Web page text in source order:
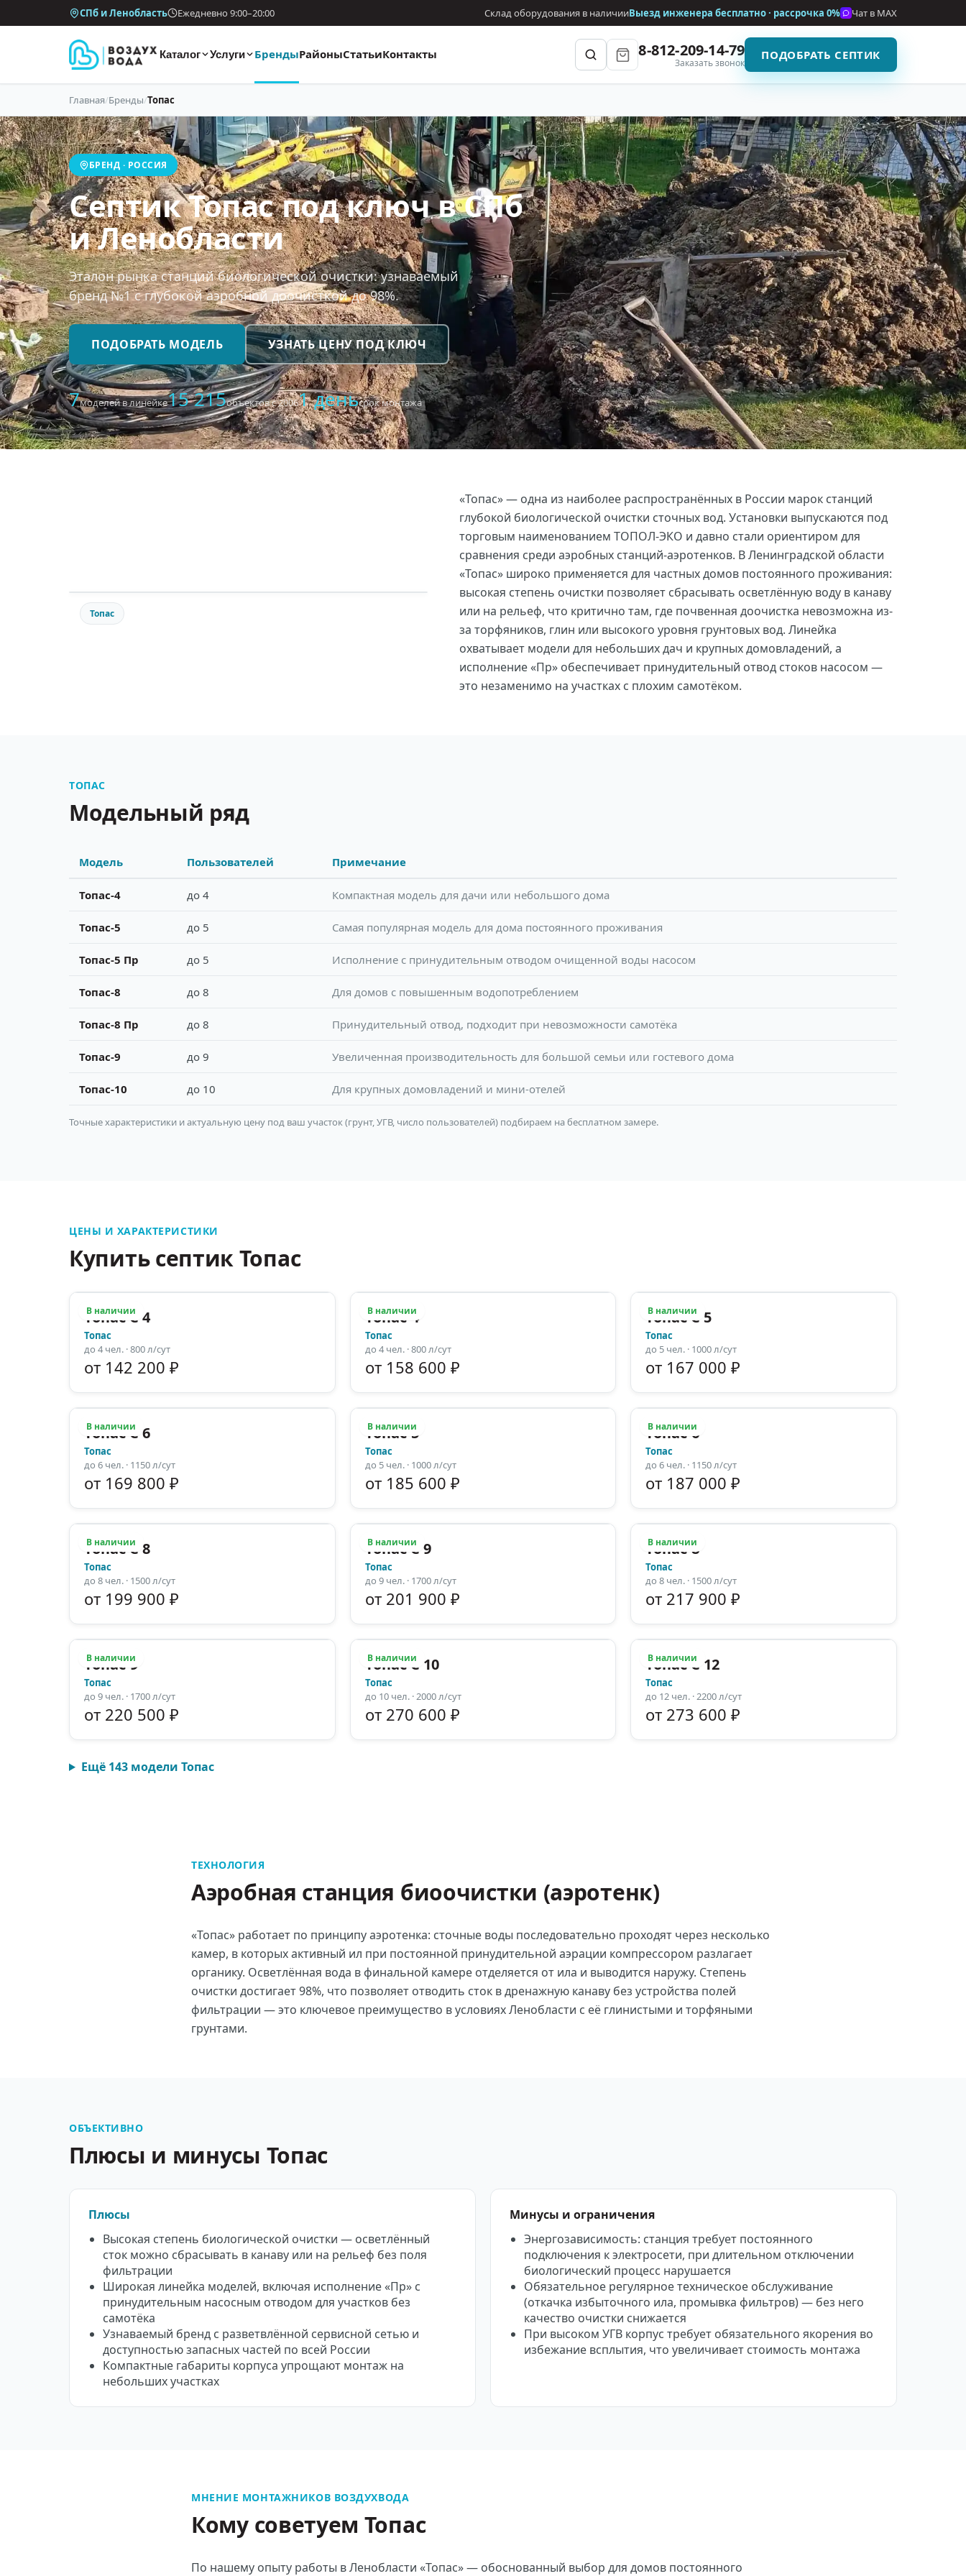
СПб и Ленобласть Ежедневно 9:00–20:00 Склад оборудования в наличииВыезд инженера бесплатно · рассрочка 0% Чат в MAX
Каталог Услуги БрендыРайоныСтатьиКонтакты 8-812-209-14-79
Заказать звонок
ПОДОБРАТЬ СЕПТИК
Главная/Бренды/Топас
БРЕНД · РОССИЯ
Септик Топас под ключ в СПб
и Ленобласти
Эталон рынка станций биологической очистки: узнаваемый
бренд №1 с глубокой аэробной доочисткой до 98%.
ПОДОБРАТЬ МОДЕЛЬ УЗНАТЬ ЦЕНУ ПОД КЛЮЧ
7моделей в линейке15 215объектов с 20061 деньсрок монтажа
Топас
«Топас» — одна из наиболее распространённых в России марок станций
глубокой биологической очистки сточных вод. Установки выпускаются под
торговым наименованием ТОПОЛ-ЭКО и давно стали ориентиром для
сравнения среди аэробных станций-аэротенков. В Ленинградской области
«Топас» широко применяется для частных домов постоянного проживания:
высокая степень очистки позволяет сбрасывать осветлённую воду в канаву
или на рельеф, что критично там, где почвенная доочистка невозможна из-
за торфяников, глин или высокого уровня грунтовых вод. Линейка
охватывает модели для небольших дач и крупных домовладений, а
исполнение «Пр» обеспечивает принудительный отвод стоков насосом —
это незаменимо на участках с плохим самотёком.
ТОПАС
Модельный ряд
Модель Пользователей Примечание
Топас-4 до 4 Компактная модель для дачи или небольшого дома
Топас-5 до 5 Самая популярная модель для дома постоянного проживания
Топас-5 Пр до 5 Исполнение с принудительным отводом очищенной воды насосом
Топас-8 до 8 Для домов с повышенным водопотреблением
Топас-8 Пр до 8 Принудительный отвод, подходит при невозможности самотёка
Топас-9 до 9 Увеличенная производительность для большой семьи или гостевого дома
Топас-10 до 10 Для крупных домовладений и мини-отелей
Точные характеристики и актуальную цену под ваш участок (грунт, УГВ, число пользователей) подбираем на бесплатном замере.
ЦЕНЫ И ХАРАКТЕРИСТИКИ
Купить септик Топас
В наличии
Топас С 4
Топас
до 4 чел. · 800 л/сут
от 142 200 ₽
В наличии
Топас-4
Топас
до 4чел.· 800 л/сут
от 158 600 ₽
В наличии
Топас С 5
Топас
до 5 чел. · 1000 л/сут
от 167 000 ₽
В наличии
Топас С 6
Топас
до 6 чел. · 1150 л/сут
от 169 800 ₽
В наличии
Топас-5
Топас
до 5чел.· 1000 л/сут
от 185 600 ₽
В наличии
Топас-6
Топас
до6 чел. · 1150 л/сут
от 187 000 ₽
В наличии
Топас С 8
Топас
до 8 чел. · 1500 л/сут
от 199 900 ₽
В наличии
Топас С 9
Топас
до 9чел.· 1700 л/сут
от 201 900 ₽
В наличии
Топас-8
Топас
до8 чел. · 1500 л/сут
от 217 900 ₽
В наличии
Топас-9
Топас
до 9 чел. · 1700 л/сут
от 220 500 ₽
В наличии
Топас С 10
Топас
до 10чел.· 2000 л/сут
от 270 600 ₽
В наличии
Топас С 12
Топас
до 12 чел. · 2200 л/сут
от 273 600 ₽
Ещё 143 модели Топас
ТЕХНОЛОГИЯ
Аэробная станция биоочистки (аэротенк)
«Топас» работает по принципу аэротенка: сточные воды последовательно проходят через несколько
камер, в которых активный ил при постоянной принудительной аэрации компрессором разлагает
органику. Осветлённая вода в финальной камере отделяется от ила и выводится наружу. Степень
очистки достигает 98%, что позволяет отводить сток в дренажную канаву без устройства полей
фильтрации — это ключевое преимущество в условиях Ленобласти с её глинистыми и торфяными
грунтами.
ОБЪЕКТИВНО
Плюсы и минусы Топас
Плюсы
Высокая степень биологической очистки — осветлённый
сток можно сбрасывать в канаву или на рельеф без поля
фильтрации
Широкая линейка моделей, включая исполнение «Пр» с
принудительным насосным отводом для участков без
самотёка
Узнаваемый бренд с разветвлённой сервисной сетью и
доступностью запасных частей по всей России
Компактные габариты корпуса упрощают монтаж на
небольших участках
Минусы и ограничения
Энергозависимость: станция требует постоянного
подключения к электросети, при длительном отключении
биологический процесс нарушается
Обязательное регулярное техническое обслуживание
(откачка избыточного ила, промывка фильтров) — без него
качество очистки снижается
При высоком УГВ корпус требует обязательного якорения во
избежание всплытия, что увеличивает стоимость монтажа
МНЕНИЕ МОНТАЖНИКОВ ВОЗДУХВОДА
Кому советуем Топас
По нашему опыту работы в Ленобласти «Топас» — обоснованный выбор для домов постоянного